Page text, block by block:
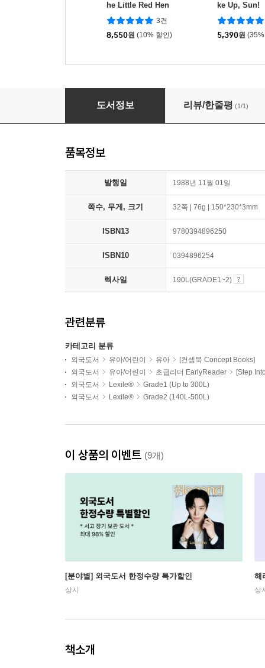
he Little Red Hen
3건
8,550원 (10% 할인)
ke Up, Sun!
5,390원
The Sir Small and the Dragonfly
도서정보 리뷰/한줄평 (1/1)
품목정보
발행일 1988년 11월 01일
쪽수, 무게, 크기 32쪽 | 76g | 150*230*3mm
ISBN13 9780394896250
ISBN10 0394896254
렉사일 190L(GRADE1~2)
관련분류
카테고리 분류
외국도서 유아/어린이 유아
[컨셉북 Concept Books]
외국도서
유아/어린이 초급리더 EarlyReader
[Step
외국도서
Lexile®
Grade1 (Up to 300L)
외국도서
Lexile® Grade2 (140L-500L)
이 상품의 이벤트 (9개)
[분야별] 외국도서 한정수량 특가할인
상시
해
상
책소개